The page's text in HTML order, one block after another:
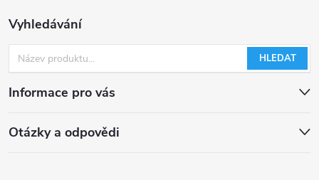
Vyhledávání
HLEDAT
Informace pro vás
Otázky a odpovědi